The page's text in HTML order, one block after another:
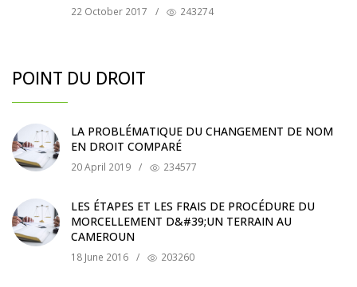
22 October 2017 / 243274
POINT DU DROIT
LA PROBLÉMATIQUE DU CHANGEMENT DE NOM
EN DROIT COMPARÉ
20 April 2019 / 234577
LES ÉTAPES ET LES FRAIS DE PROCÉDURE DU
MORCELLEMENT D&#39;UN TERRAIN AU
CAMEROUN
18 June 2016 / 203260